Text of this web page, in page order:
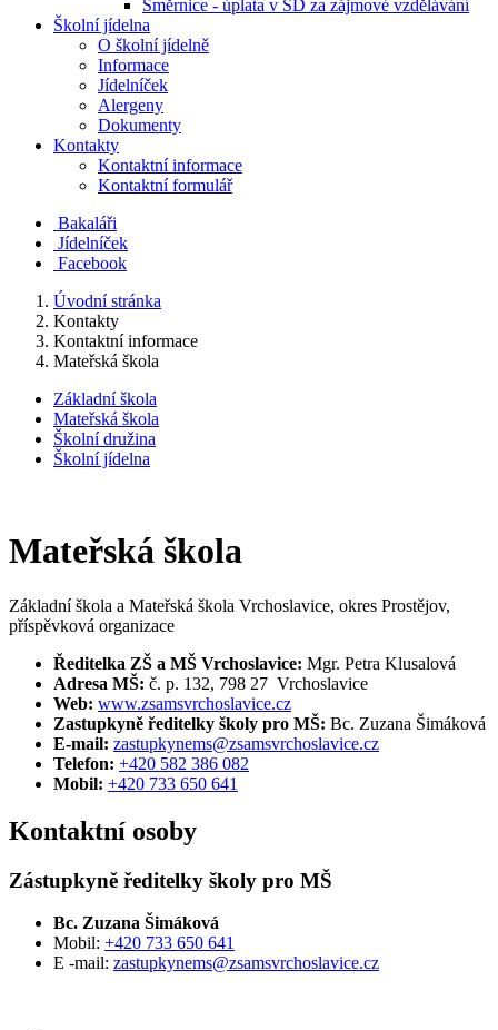
Směrnice - úplata v ŠD za zájmové vzdělávání
Školní jídelna
O školní jídelně
Informace
Jídelníček
Alergeny
Dokumenty
Kontakty
Kontaktní informace
Kontaktní formulář
Bakaláři
Jídelníček
Facebook
Úvodní stránka
Kontakty
Kontaktní informace
Mateřská škola
Základní škola
Mateřská škola
Školní družina
Školní jídelna
Mateřská škola
Základní škola a Mateřská škola Vrchoslavice, okres Prostějov,
příspěvková organizace
Ředitelka ZŠ a MŠ Vrchoslavice: Mgr. Petra Klusalová
Adresa MŠ: č. p. 132, 798 27 Vrchoslavice
Web: www.zsamsvrchoslavice.cz
Zastupkyně ředitelky školy pro MŠ: Bc. Zuzana Šimáková
E-mail: zastupkynems@zsamsvrchoslavice.cz
Telefon: +420 582 386 082
Mobil: +420 733 650 641
Kontaktní osoby
Zástupkyně ředitelky školy pro MŠ
Bc. Zuzana Šimáková
Mobil: +420 733 650 641
E -mail: zastupkynems@zsamsvrchoslavice.cz